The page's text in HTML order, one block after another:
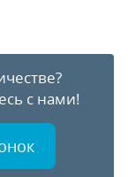
с нами!